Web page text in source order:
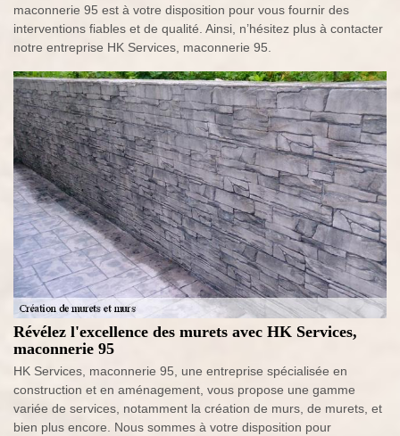
maconnerie 95 est à votre disposition pour vous fournir des
interventions fiables et de qualité. Ainsi, n’hésitez plus à contacter
notre entreprise HK Services, maconnerie 95.
Révélez l'excellence des murets avec HK Services,
maconnerie 95
HK Services, maconnerie 95, une entreprise spécialisée en
construction et en aménagement, vous propose une gamme
variée de services, notamment la création de murs, de murets, et
bien plus encore. Nous sommes à votre disposition pour